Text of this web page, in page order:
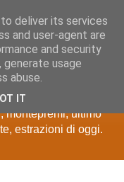
10 e lotto,
montepremi, ultimo
estrazioni di oggi.
deliver its services
and user-agent are
and security
usage
abuse.
IT